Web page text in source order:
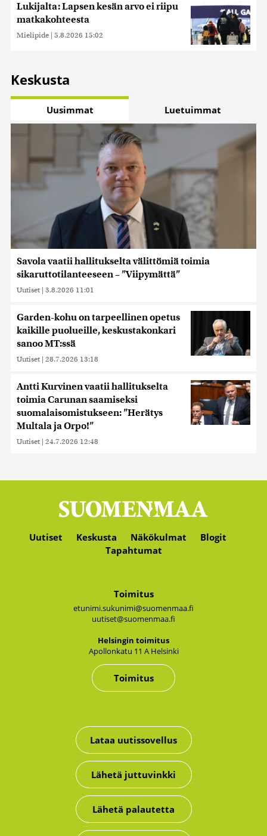
Lukijalta: Lapsen kesän arvo ei riipu
matkakohteesta
Mielipide | 5.8.2026 15:02
Keskusta
Uusimmat Luetuimmat
Savola vaatii hallitukselta välittömiä toimia
sikaruttotilanteeseen – ”Viipymättä”
Uutiset | 3.8.2026 11:01
Garden-kohu on tarpeellinen opetus
kaikille puolueille, keskustakonkari
sanoo MT:ssä
Uutiset | 28.7.2026 13:18
Antti Kurvinen vaatii hallitukselta
toimia Carunan saamiseksi
suomalaisomistukseen: ”Herätys
Multala ja Orpo!”
Uutiset | 24.7.2026 12:48
Uutiset Keskusta Näkökulmat
Blogit
Tapahtumat
Toimitus
etunimi.sukunimi@suomenmaa.fi
uutiset@suomenmaa.fi
Hel­sin­gin toi­mi­tus
Apol­lon­ka­tu 11 A Hel­sin­ki
Toimitus
Lataa uutissovellus
Lähetä juttuvinkki
Lähetä palautetta